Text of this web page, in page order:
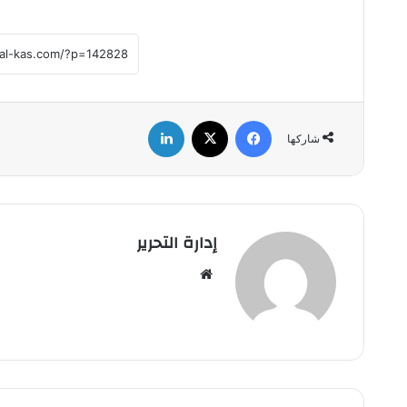
شاركها
إدارة التحرير